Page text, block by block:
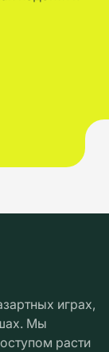
играх,
Мы
расти